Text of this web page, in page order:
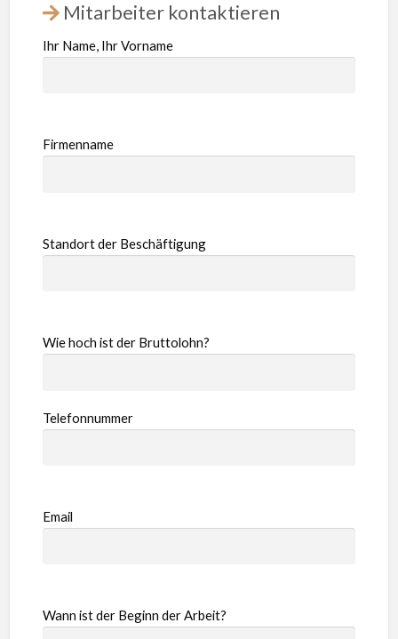
Mitarbeiter kontaktieren
Ihr Name, Ihr Vorname
Firmenname
Standort der Beschäftigung
Wie hoch ist der Bruttolohn?
Telefonnummer
Email
Wann ist der Beginn der Arbeit?